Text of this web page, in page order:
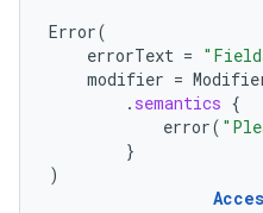
Error(
errorText =
modifier =
. semantics {
error(
}
)